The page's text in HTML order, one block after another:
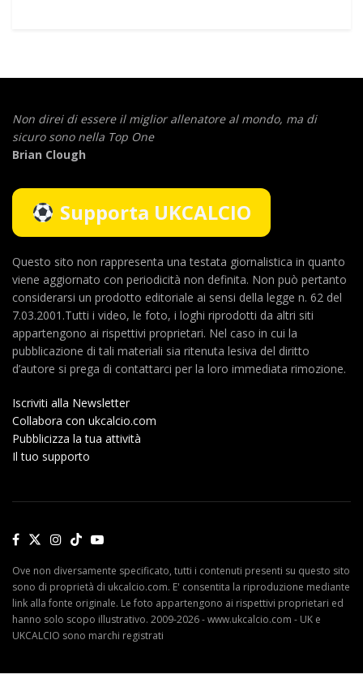
Non direi di essere il miglior allenatore al mondo, ma di
sicuro sono nella Top One
Brian Clough
Supporta UKCALCIO
Questo sito non rappresenta una testata giornalistica in quanto
viene aggiornato con periodicità non definita. Non può pertanto
considerarsi un prodotto editoriale ai sensi della legge n. 62 del
7.03.2001.Tutti i video, le foto, i loghi riprodotti da altri siti
appartengono ai rispettivi proprietari. Nel caso in cui la
pubblicazione di tali materiali sia ritenuta lesiva del diritto
d’autore si prega di contattarci per la loro immediata rimozione.
Iscriviti alla Newsletter
Collabora con ukcalcio.com
Pubblicizza la tua attività
Il tuo supporto
Ove non diversamente specificato, tutti i contenuti presenti su questo sito
sono di proprietà di ukcalcio.com. E' consentita la riproduzione mediante
link alla fonte originale. Le foto appartengono ai rispettivi proprietari ed
hanno solo scopo illustrativo. 2009-2026 - www.ukcalcio.com - UK e
UKCALCIO sono marchi registrati